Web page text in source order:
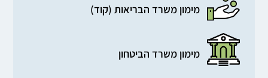
מימון משרד הבריאות (קוד)
מימון משרד הביטחון